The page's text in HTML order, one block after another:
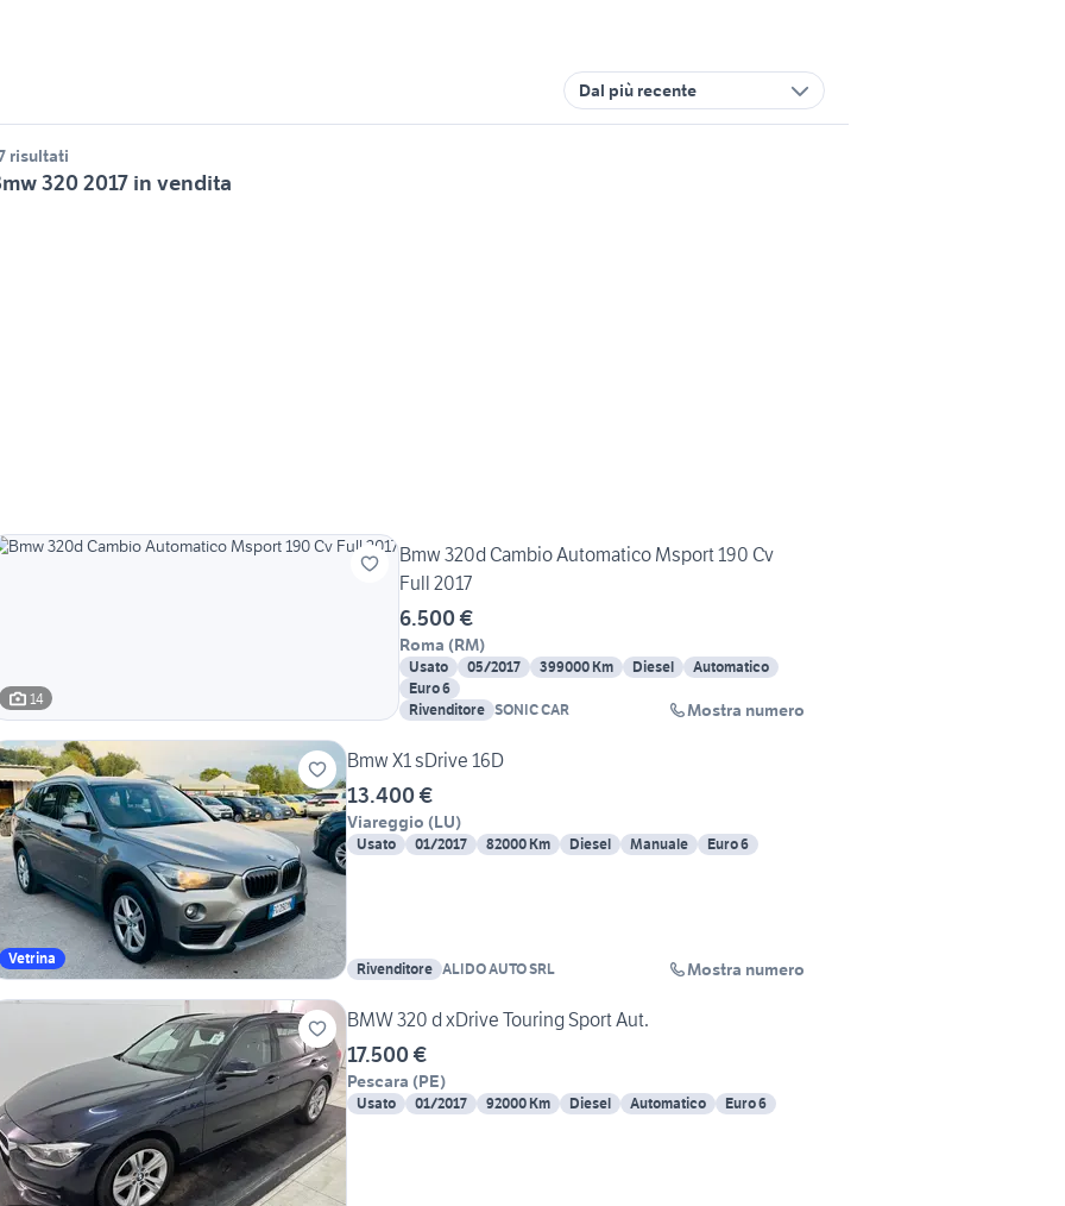
Dal più recente
risultati
320 2017 in vendita
14
Bmw 320d Cambio Automatico Msport 190 Cv
Full 2017
6.500 €
Roma (RM)
Usato 05/2017 399000 Km Diesel
Automatico
Euro 6
Rivenditore SONIC CAR Mostra numero
Vetrina
Bmw X1 sDrive 16D
13.400 €
Viareggio (LU)
Usato 01/2017 82000 Km Diesel Manuale Euro 6
Rivenditore ALIDO AUTO SRL Mostra numero
BMW 320 d xDrive Touring Sport Aut.
17.500 €
Pescara (PE)
Usato 01/2017 92000 Km Diesel Automatico Euro 6